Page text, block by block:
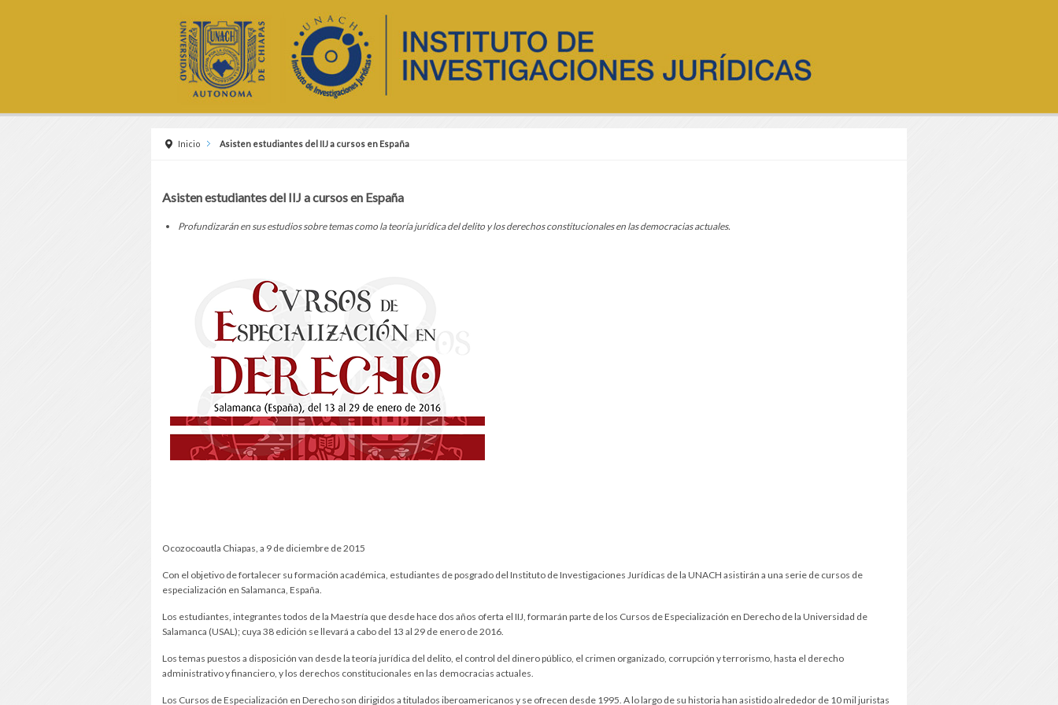
Inicio Asisten estudiantes del IIJ a cursos en España
Asisten estudiantes del IIJ a cursos en España
Profundizarán en sus estudios sobre temas como la teoría jurídica del delito y los derechos constitucionales en las democracias actuales.
Ocozocoautla Chiapas, a 9 de diciembre de 2015
Con el objetivo de fortalecer su formación académica, estudiantes de posgrado del Instituto de Investigaciones Jurídicas de la UNACH asistirán a una serie de cursos de
especialización en Salamanca, España.
Los estudiantes, integrantes todos de la Maestría que desde hace dos años oferta el IIJ, formarán parte de los Cursos de Especialización en Derecho de la Universidad de
Salamanca (USAL); cuya 38 edición se llevará a cabo del 13 al 29 de enero de 2016.
Los temas puestos a disposición van desde la teoría jurídica del delito, el control del dinero público, el crimen organizado, corrupción y terrorismo, hasta el derecho
administrativo y financiero, y los derechos constitucionales en las democracias actuales.
Los Cursos de Especialización en Derecho son dirigidos a titulados iberoamericanos y se ofrecen desde 1995. A lo largo de su historia han asistido alrededor de 10 mil juristas